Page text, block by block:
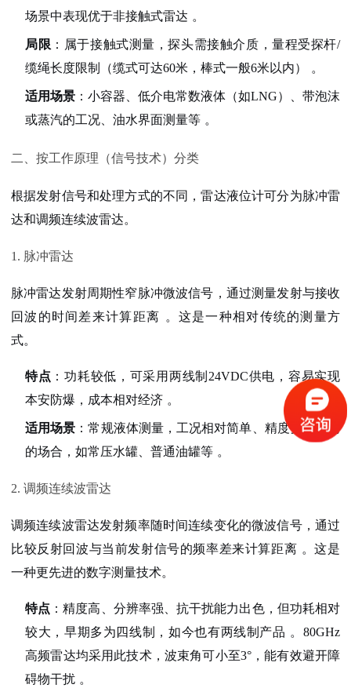
场景中表现优于非接触式雷达 。
局限 ：属于接触式测量，探头需接触介质，量程受探杆/
缆绳长度限制（缆式可达60米，棒式一般6米以内）
。
适用场景 ：小容器、低介电常数液体（如LNG）、带泡沫
或蒸汽的工况、油水界面测量等 。
二、按工作原理（信号技术）分类
根据发射信号和处理方式的不同，雷达液位计可分为脉冲雷
达和调频连续波雷达。
1. 脉冲雷达
脉冲雷达发射周期性窄脉冲微波信号，通过测量发射与接收
回波的时间差来计算距离 。这是一种相对传统的测量方
式。
特点 ：功耗较低，可采用两线制24VDC供电，容易实现
本安防爆，成本相对经济 。
适用场景 ：常规液体测量，工况相对简单、精度要求不高
的场合，如常压水罐、普通油罐等 。
2. 调频连续波雷达
调频连续波雷达发射频率随时间连续变化的微波信号，通过
比较反射回波与当前发射信号的频率差来计算距离 。这是
一种更先进的数字测量技术。
特点 ：精度高、分辨率强、抗干扰能力出色，但功耗相对
较大，早期多为四线制，如今也有两线制产品 。80GHz
高频雷达均采用此技术，波束角可小至3°，能有效避开障
碍物干扰 。